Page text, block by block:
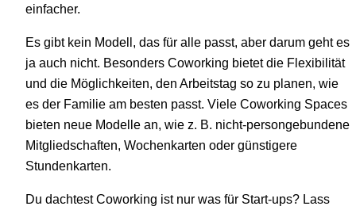
einfacher.
Es gibt kein Modell, das für alle passt, aber darum geht es
ja auch nicht. Besonders Coworking bietet die Flexibilität
und die Möglichkeiten, den Arbeitstag so zu planen, wie
es der Familie am besten passt. Viele Coworking Spaces
bieten neue Modelle an, wie z. B. nicht-persongebundene
Mitgliedschaften, Wochenkarten oder günstigere
Stundenkarten.
Du dachtest Coworking ist nur was für Start-ups? Lass